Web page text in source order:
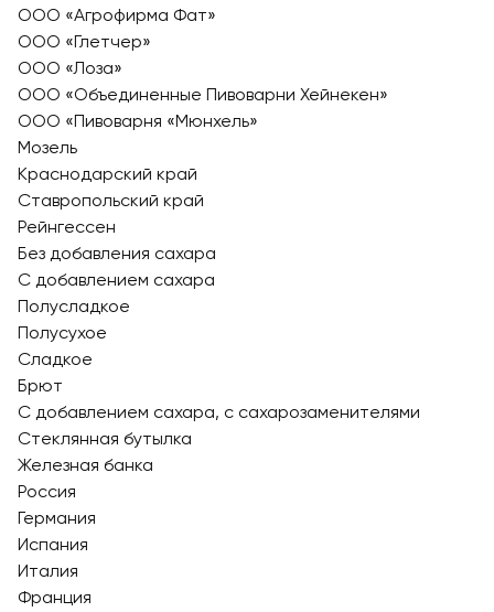
ООО «Агрофирма Фат»
ООО «Глетчер»
ООО «Лоза»
ООО «Объединенные Пивоварни Хейнекен»
ООО «Пивоварня «Мюнхель»
Мозель
Краснодарский край
Ставропольский край
Рейнгессен
Без добавления сахара
С добавлением сахара
Полусладкое
Полусухое
Сладкое
Брют
С добавлением сахара, с сахарозаменителями
Стеклянная бутылка
Железная банка
Россия
Германия
Испания
Италия
Франция